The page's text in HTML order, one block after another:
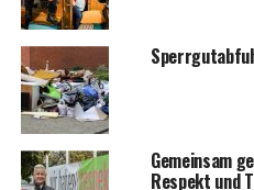
Gemein­sam
Respekt und